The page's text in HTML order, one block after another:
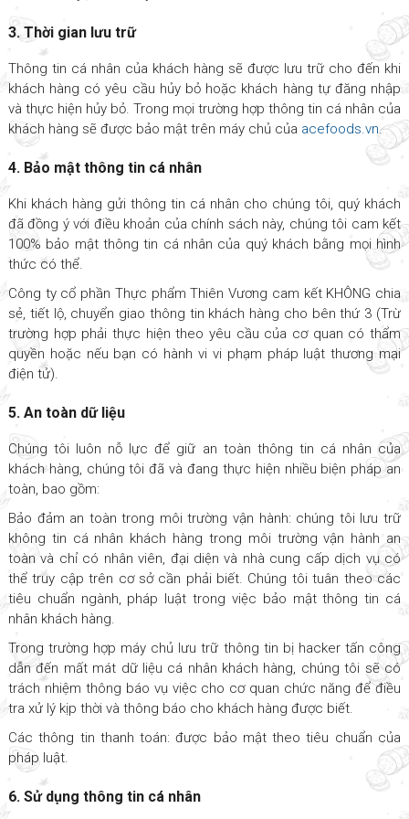
3. Thời gian lưu trữ
Thông tin cá nhân của khách hàng sẽ được lưu trữ cho đến khi
khách hàng có yêu cầu hủy bỏ hoặc khách hàng tự đăng nhập
và thực hiện hủy bỏ. Trong mọi trường hợp thông tin cá nhân của
khách hàng sẽ được bảo mật trên máy chủ của acefoods.vn.
4. Bảo mật thông tin cá nhân
Khi khách hàng gửi thông tin cá nhân cho chúng tôi, quý khách
đã đồng ý với điều khoản của chính sách này, chúng tôi cam kết
100% bảo mật thông tin cá nhân của quý khách bằng mọi hình
thức có thể.
Công ty cổ phần Thực phẩm Thiên Vương cam kết KHÔNG chia
sẻ, tiết lộ, chuyển giao thông tin khách hàng cho bên thứ 3 (Trừ
trường hợp phải thực hiện theo yêu cầu của cơ quan có thẩm
quyền hoặc nếu bạn có hành vi vi phạm pháp luật thương mại
điện tử).
5. An toàn dữ liệu
Chúng tôi luôn nỗ lực để giữ an toàn thông tin cá nhân của
khách hàng, chúng tôi đã và đang thực hiện nhiều biện pháp an
toàn, bao gồm:
Bảo đảm an toàn trong môi trường vận hành: chúng tôi lưu trữ
không tin cá nhân khách hàng trong môi trường vận hành an
toàn và chỉ có nhân viên, đại diện và nhà cung cấp dịch vụ có
thể truy cập trên cơ sở cần phải biết. Chúng tôi tuân theo các
tiêu chuẩn ngành, pháp luật trong việc bảo mật thông tin cá
nhân khách hàng.
Trong trường hợp máy chủ lưu trữ thông tin bị hacker tấn công
dẫn đến mất mát dữ liệu cá nhân khách hàng, chúng tôi sẽ có
trách nhiệm thông báo vụ việc cho cơ quan chức năng để điều
tra xử lý kịp thời và thông báo cho khách hàng được biết.
Các thông tin thanh toán: được bảo mật theo tiêu chuẩn của
pháp luật.
6. Sử dụng thông tin cá nhân